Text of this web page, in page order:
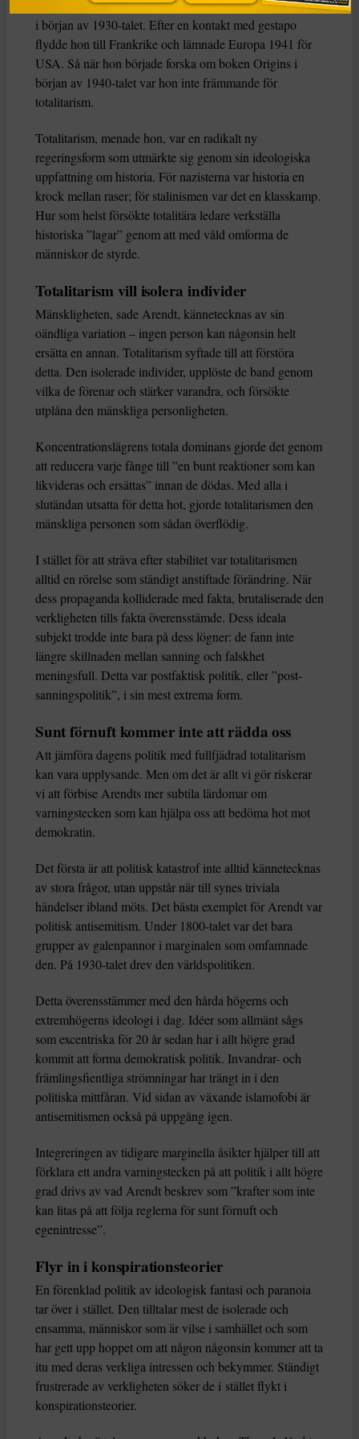
Jaspers innan hon övergick till sionistisk aktivism i Berlin
i början av 1930-talet. Efter en kontakt med gestapo
flydde hon till Frankrike och lämnade Europa 1941 för
USA. Så när hon började forska om boken Origins i
början av 1940-talet var hon inte främmande för
totalitarism.
Totalitarism, menade hon, var en radikalt ny
regeringsform som utmärkte sig genom sin ideologiska
uppfattning om historia. För nazisterna var historia en
krock mellan raser; för stalinismen var det en klasskamp.
Hur som helst försökte totalitära ledare verkställa
historiska ”lagar” genom att med våld omforma de
människor de styrde.
Totalitarism vill isolera individer
Mänskligheten, sade Arendt, kännetecknas av sin
oändliga variation – ingen person kan någonsin helt
ersätta en annan. Totalitarism syftade till att förstöra
detta. Den isolerade individer, upplöste de band genom
vilka de förenar och stärker varandra, och försökte
utplåna den mänskliga personligheten.
Koncentrationslägrens totala dominans gjorde det genom
att reducera varje fånge till ”en bunt reaktioner som kan
likvideras och ersättas” innan de dödas. Med alla i
slutändan utsatta för detta hot, gjorde totalitarismen den
mänskliga personen som sådan överflödig.
I stället för att sträva efter stabilitet var totalitarismen
alltid en rörelse som ständigt anstiftade förändring. När
dess propaganda kolliderade med fakta, brutaliserade den
verkligheten tills fakta överensstämde. Dess ideala
subjekt trodde inte bara på dess lögner: de fann inte
längre skillnaden mellan sanning och falskhet
meningsfull. Detta var postfaktisk politik, eller ”post-
sanningspolitik”, i sin mest extrema form.
Sunt förnuft kommer inte att rädda oss
Att jämföra dagens politik med fullfjädrad totalitarism
kan vara upplysande. Men om det är allt vi gör riskerar
vi att förbise Arendts mer subtila lärdomar om
varningstecken som kan hjälpa oss att bedöma hot mot
demokratin.
Det första är att politisk katastrof inte alltid kännetecknas
av stora frågor, utan uppstår när till synes triviala
händelser ibland möts. Det bästa exemplet för Arendt var
politisk antisemitism. Under 1800-talet var det bara
grupper av galenpannor i marginalen som omfamnade
den. På 1930-talet drev den världspolitiken.
Detta överensstämmer med den hårda högerns och
extremhögerns ideologi i dag. Idéer som allmänt sågs
som excentriska för 20 år sedan har i allt högre grad
kommit att forma demokratisk politik. Invandrar- och
främlingsfientliga strömningar har trängt in i den
politiska mittfåran. Vid sidan av växande islamofobi är
antisemitismen också på uppgång igen.
Integreringen av tidigare marginella åsikter hjälper till att
förklara ett andra varningstecken på att politik i allt högre
grad drivs av vad Arendt beskrev som ”krafter som inte
kan litas på att följa reglerna för sunt förnuft och
egenintresse”.
Flyr in i konspirationsteorier
En förenklad politik av ideologisk fantasi och paranoia
tar över i stället. Den tilltalar mest de isolerade och
ensamma, människor som är vilse i samhället och som
har gett upp hoppet om att någon någonsin kommer att ta
itu med deras verkliga intressen och bekymmer. Ständigt
frustrerade av verkligheten söker de i stället flykt i
konspirationsteorier.